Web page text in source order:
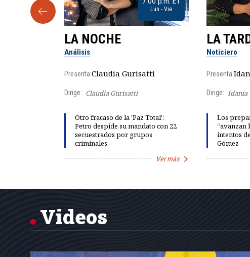
Lun - Vie
LA NOCHE
Análisis
Presenta:Claudia Gurisatti
Dirige: Claudia Gurisatti
Otro fracaso de la 'Paz Total':
Petro despide su mandato con 22
secuestrados por grupos
criminales
Ver más
LA
Noticiero
Presenta:
Dirige: Idania
Los
“avanzan
intentos
Gómez
of
Videos